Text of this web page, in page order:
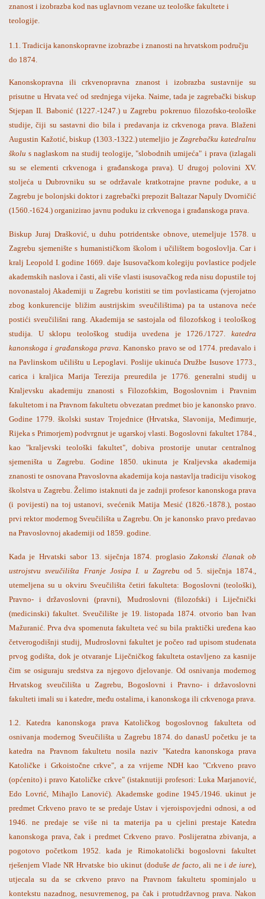
znanost i izobrazba kod nas uglavnom vezane uz teološke fakultete i
teologije.
1.1. Tradicija kanonskopravne izobrazbe i znanosti na hrvatskom području
do 1874.
Kanonskopravna ili crkvenopravna znanost i izobrazba sustavnije su
prisutne u Hrvata već od srednjega vijeka. Naime, tada je zagrebački biskup
Stjepan II. Babonić (1227.-1247.) u Zagrebu pokrenuo filozofsko-teološke
studije, čiji su sastavni dio bila i predavanja iz crkvenoga prava. Blaženi
Augustin Kažotić, biskup (1303.-1322.) utemeljio jeZagrebačku katedralnu
školu s naglaskom na studij teologije, "slobodnih umijeća" i prava (izlagali
su se elementi crkvenoga i građanskoga prava). U drugoj polovini XV.
stoljeća u Dubrovniku su se održavale kratkotrajne pravne poduke, a u
Zagrebu je bolonjski doktor i zagrebački prepozit Baltazar Napuly Dvorničić
(1560.-1624.) organizirao javnu poduku iz crkvenoga i građanskoga prava.
Biskup Juraj Drašković, u duhu potridentske obnove, utemeljuje 1578. u
Zagrebu sjemenište s humanističkom školom i učilištem bogoslovlja. Car i
kralj Leopold I. godine 1669. daje Isusovačkom kolegiju povlastice podjele
akademskih naslova i časti, ali više vlasti isusovačkog reda nisu dopustile toj
novonastaloj Akademiji u Zagrebu koristiti se tim povlasticama (vjerojatno
zbog konkurencije bližim austrijskim sveučilištima) pa ta ustanova neće
postići sveučilišni rang. Akademija se sastojala od filozofskog i teološkog
studija. U sklopu teološkog studija uvedena je 1726./1727. katedra
kanonskoga i građanskoga prava . Kanonsko pravo se od 1774. predavalo i
na Pavlinskom učilištu u Lepoglavi. Poslije ukinuća Družbe Isusove 1773.,
carica i kraljica Marija Terezija preuredila je 1776. generalni studij u
Kraljevsku akademiju znanosti s Filozofskim, Bogoslovnim i Pravnim
fakultetom i na Pravnom fakultetu obvezatan predmet bio je kanonsko pravo.
Godine 1779. školski sustav Trojednice (Hrvatska, Slavonija, Međimurje,
Rijeka s Primorjem) podvrgnut je ugarskoj vlasti. Bogoslovni fakultet 1784.,
kao "kraljevski teološki fakultet", dobiva prostorije unutar centralnog
sjemeništa u Zagrebu. Godine 1850. ukinuta je Kraljevska akademija
znanosti te osnovana Pravoslovna akademija koja nastavlja tradiciju visokog
školstva u Zagrebu. Želimo istaknuti da je zadnji profesor kanonskoga prava
(i povijesti) na toj ustanovi, svećenik Matija Mesić (1826.-1878.), postao
prvi rektor modernog Sveučilišta u Zagrebu. On je kanonsko pravo predavao
na Pravoslovnoj akademiji od 1859. godine.
Kada je Hrvatski sabor 13. siječnja 1874. proglasioZakonski članak ob
ustrojstvu sveučilišta Franje Josipa I. u Zagrebu od 5. siječnja 1874.,
utemeljena su u okviru Sveučilišta četiri fakulteta: Bogoslovni (teološki),
Pravno- i državoslovni (pravni), Mudroslovni (filozofski) i Liječnički
(medicinski) fakultet. Sveučilište je 19. listopada 1874. otvorio ban Ivan
Mažuranić. Prva dva spomenuta fakulteta već su bila praktički uređena kao
četverogodišnji studij, Mudroslovni fakultet je počeo rad upisom studenata
prvog godišta, dok je otvaranje Liječničkog fakulteta ostavljeno za kasnije
čim se osiguraju sredstva za njegovo djelovanje. Od osnivanja modernog
Hrvatskog sveučilišta u Zagrebu, Bogoslovni i Pravno- i državoslovni
fakulteti imali su i katedre, među ostalima, i kanonskoga ili crkvenoga prava.
1.2. Katedra kanonskoga prava Katoličkog bogoslovnog fakulteta od
osnivanja modernog Sveučilišta u Zagrebu 1874. do danasU početku je ta
katedra na Pravnom fakultetu nosila naziv "Katedra kanonskoga prava
Katoličke i Grkoistočne crkve", a za vrijeme NDH kao "Crkveno pravo
(općenito) i pravo Katoličke crkve" (istaknutiji profesori: Luka Marjanović,
Edo Lovrić, Mihajlo Lanović). Akademske godine 1945./1946. ukinut je
predmet Crkveno pravo te se predaje Ustav i vjeroispovjedni odnosi, a od
1946. ne predaje se više ni ta materija pa u cjelini prestaje Katedra
kanonskoga prava, čak i predmet Crkveno pravo. Poslijeratna zbivanja, a
pogotovo početkom 1952. kada je Rimokatolički bogoslovni fakultet
rješenjem Vlade NR Hrvatske bio ukinut (dodušede facto , ali ne i de iure),
utjecala su da se crkveno pravo na Pravnom fakultetu spominjalo u
kontekstu nazadnog, nesuvremenog, pa čak i protudržavnog prava. Nakon